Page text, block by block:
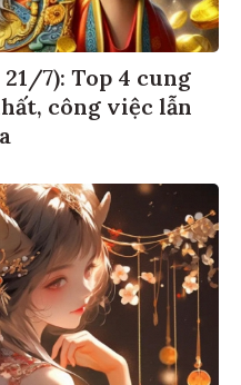
7): Top 4 cung
công việc lẫn